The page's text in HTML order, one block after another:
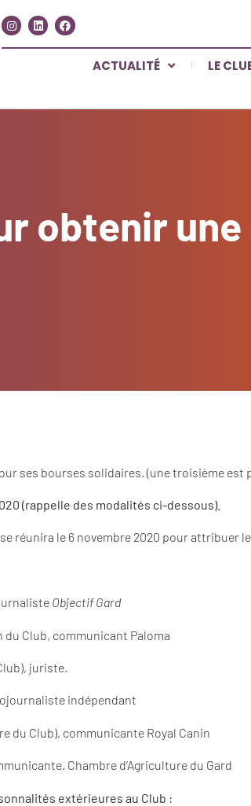
ACTUALITÉ LE
obtenir
ses bourses solidaires. (une troisième est
(rappelle des modalités ci-dessous).
réunira le 6 novembre 2020 pour attribuer
Objectif Gard
Club, communicant Paloma
juriste.
indépendant
du Club), communicante Royal Canin
Chambre d’Agriculture du Gard
extérieures au Club :